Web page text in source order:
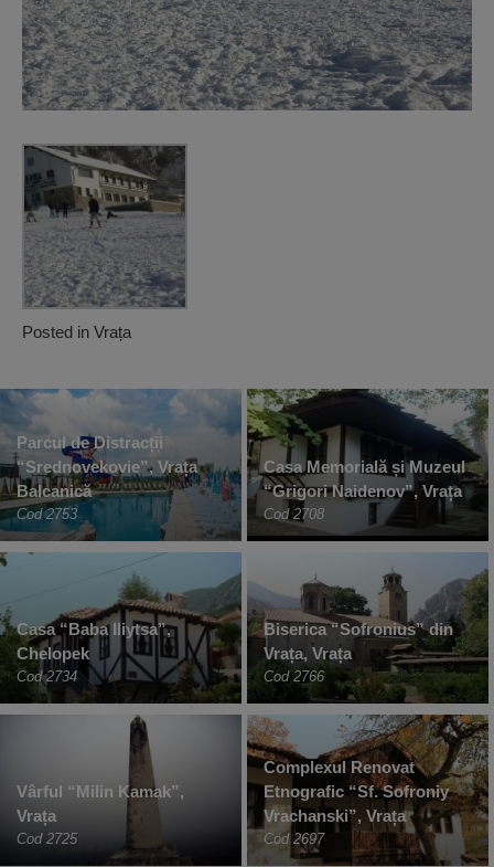
Posted in Vrața
Parcul de Distracții
“Srednovekovie”, Vrața
Balcanică
Cod 2753
Casa Memorială și Muzeul
“Grigori Naidenov”, Vrața
Cod 2708
Casa “Baba Iliytsa”,
Chelopek
Cod 2734
Biserica “Sofronius” din
Vrața, Vrața
Cod 2766
Vârful “Milin Kamak”,
Vrața
Cod 2725
Complexul Renovat
Etnografic “Sf. Sofroniy
Vrachanski”, Vrața
Cod 2697